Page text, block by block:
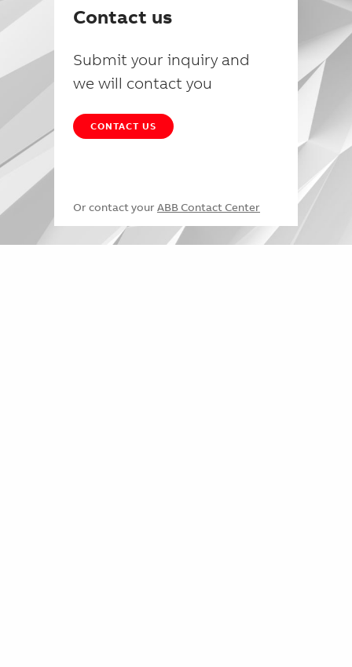
Contact us
Submit your inquiry and
we will contact you
CONTACT US
Or contact your ABB Contact Center